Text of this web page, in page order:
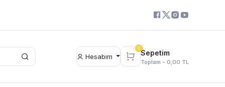
Hesabım
0
Sepetim
Toplam - 0,00 TL